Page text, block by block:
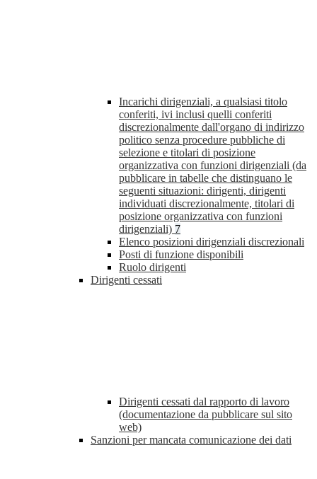
Incarichi dirigenziali, a qualsiasi titolo
conferiti, ivi inclusi quelli conferiti
discrezionalmente dall'organo di indirizzo
politico senza procedure pubbliche di
selezione e titolari di posizione
organizzativa con funzioni dirigenziali (da
pubblicare in tabelle che distinguano le
seguenti situazioni: dirigenti, dirigenti
individuati discrezionalmente, titolari di
posizione organizzativa con funzioni
dirigenziali) 7
Elenco posizioni dirigenziali discrezionali
Posti di funzione disponibili
Ruolo dirigenti
Dirigenti cessati
Dirigenti cessati dal rapporto di lavoro
(documentazione da pubblicare sul sito
web)
Sanzioni per mancata comunicazione dei dati